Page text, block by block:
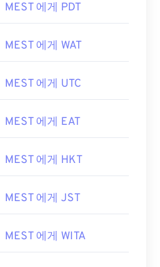
MEST 에게 PDT
MEST 에게 WAT
MEST 에게 UTC
MEST 에게 EAT
MEST 에게 HKT
MEST 에게 JST
MEST 에게 WITA